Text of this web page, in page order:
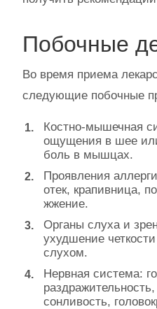
Побочные
Во время приема
следующие побочные
Костно-мышечная
ощущения в шее
боль в мышцах.
Проявления
отек, крапивница,
жжение.
Органы слуха и
ухудшение
слухом.
Нервная система:
сонливость,